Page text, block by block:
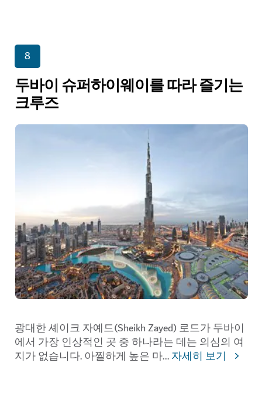
8
두바이 슈퍼하이웨이를 따라 즐기는
크루즈
광대한 셰이크 자예드(Sheikh Zayed) 로드가 두바이
에서 가장 인상적인 곳 중 하나라는 데는 의심의 여
지가 없습니다. 아찔하게 높은 마...자세히 보기